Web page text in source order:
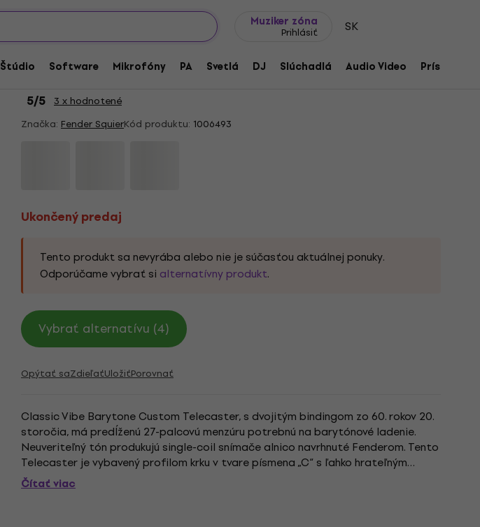
Muziker zóna
Prihlásiť SK
Štúdio Software Mikrofóny PA Svetlá DJ Slúchadlá Audio Video
Ukončený predaj
Fender Squier Classic Vibe Baritone Custom Telecaster LRL
3-Tone Sunburst Elektrická gitara
5/5 3 x hodnotené
Značka: Fender SquierKód produktu: 1006493
Ukončený predaj
Tento produkt sa nevyrába alebo nie je súčasťou aktuálnej ponuky.
Odporúčame vybrať si alternatívny produkt.
Vybrať alternatívu (4)
Opýtať saZdieľaťUložiťPorovnať
Classic Vibe Barytone Custom Telecaster, s dvojitým bindingom zo 60. rokov 20.
storočia, má predĺženú 27-palcovú menzúru potrebnú na barytónové ladenie.
Neuveriteľný tón produkujú single-coil snímače alnico navrhnuté Fenderom. Tento
Telecaster je vybavený profilom krku v tvare písmena „C“ s ľahko hrateľným
hmatníkom s polomerom 9,5“ a úzkymi...
Čítať viac